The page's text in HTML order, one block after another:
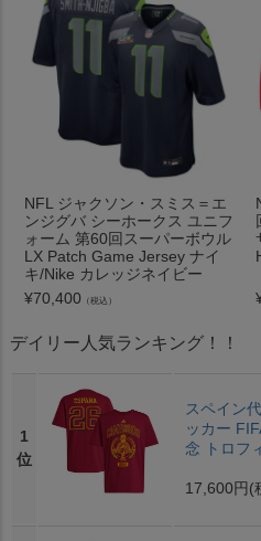
NFL ジャクソン・スミス＝エ
ンジグバ シーホークス ユニフ
ォーム 第60回スーパーボウル
LX Patch Game Jersey ナイ
キ/Nike カレッジネイビー
¥70,400 （税込）
デイリー人気ランキング！！
1
位
スペイン
ッカー
念 トロフ
17,600円 (